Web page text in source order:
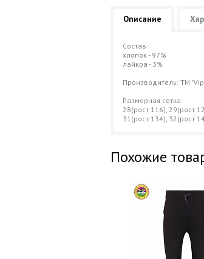
Описание
Состав:
хлопок - 97%
лайкра - 3%
Производитель: ТМ
Размерная сетка:
28(рост 116), 29(рост
31(рост 134), 32(рост
Похожие